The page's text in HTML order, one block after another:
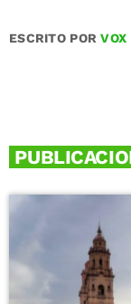
ESCRITO PORVOX